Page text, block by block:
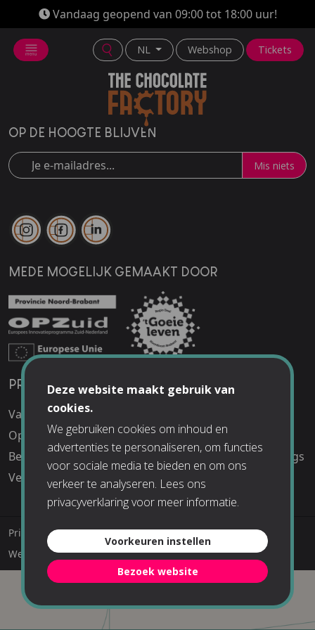
Vandaag geopend van 09:00 tot 18:00 uur!
NL Webshop Tickets
MEDE MOGELIJK GEMAAKT DOOR
PRAKTISCHE INFO
Vacatures
Openingstijden
Bereikbaarheid
Veelgestelde vragen
UITJES
Kinderfeestjes
Bedrijfsuitjes en Meetings
OP DE HOOGTE BLIJVEN
Mis niets
Privacyverklaring
Algemene voorwaarden
Webshop voorwaarden
© The Chocolate Factory 2026
Deze website maakt gebruik van
cookies.
We gebruiken cookies om inhoud en
advertenties te personaliseren, om functies
voor sociale media te bieden en om ons
verkeer te analyseren. Lees ons
privacyverklaringvoor meer informatie.
Voorkeuren instellen
Bezoek website